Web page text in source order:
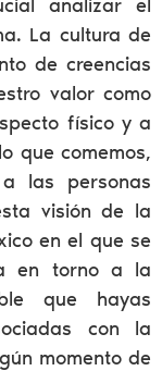
analizar el
La cultura de
de creencias
valor como
físico y a
que comemos,
las personas
visión de la
en el que se
en torno a la
que hayas
con la
momento de